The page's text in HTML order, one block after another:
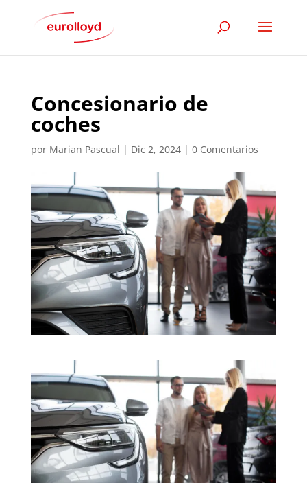
Concesionario de
coches
por Marian Pascual | Dic 2, 2024| 0 Comentarios